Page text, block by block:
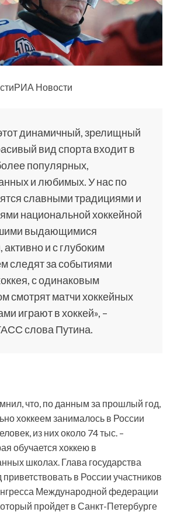
Новости
динамичный, зрелищный
вид спорта входит в
популярных,
и любимых. У нас по
славными традициями и
национальной хоккейной
выдающимися
и с глубоким
следят за событиями
с одинаковым
смотрят матчи хоккейных
играют в хоккей», –
слова Путина.
что, по данным за прошлый год,
хоккеем занималось в России
из них около 74 тыс. –
обучается хоккею в
школах. Глава государства
в России участников
Международной федерации
пройдет в Санкт-Петербурге